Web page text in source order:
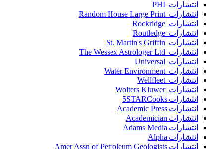
انتشارات PHI
انتشارات Random House Large Print
انتشارات Rockridge
انتشارات Routledge
انتشارات St. Martin's Griffin
انتشارات The Wessex Astrologer Ltd
انتشارات Universal
انتشارات Water Environment
انتشارات Wellfleet
انتشارات Wolters Kluwer
انتشارات 5STARCooks
انتشارات Academic Press
انتشارات Academician
انتشارات Adams Media
انتشارات Alpha
انتشارات Amer Assn of Petroleum Geologists